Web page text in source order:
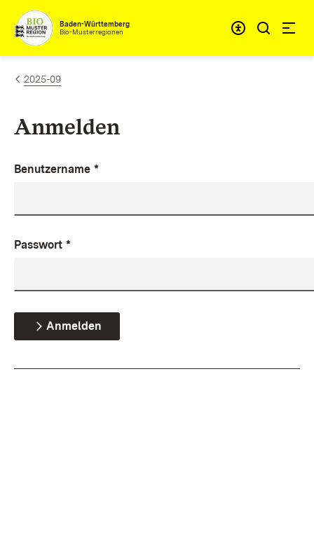
Zum Inhalt springen
Baden-Württemberg
Bio-Musterregionen
2025-09
Anmelden
Benutzername *
Passwort *
Anmelden